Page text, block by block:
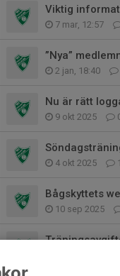
Viktig
7 mar, 12:57
”Nya”
2 jan, 18:40
Nu är rätt
9 okt 2025
4 okt 2025 1
Bågskyttets
10 sep 2025